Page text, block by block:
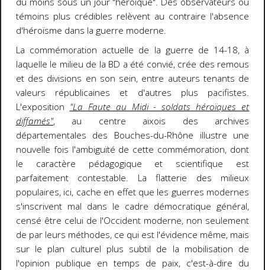
témoins plus crédibles relèvent au contraire l'absence
d'héroïsme dans la guerre moderne.
La commémoration actuelle de la guerre de 14-18, à
laquelle le milieu de la BD a été convié, crée des remous
et des divisions en son sein, entre auteurs tenants de
valeurs républicaines et d'autres plus pacifistes.
L'exposition "La Faute au Midi - soldats héroïques et
diffamés", au centre aixois des archives
départementales des Bouches-du-Rhône illustre une
nouvelle fois l'ambiguïté de cette commémoration, dont
le caractère pédagogique et scientifique est
parfaitement contestable. La flatterie des milieux
populaires, ici, cache en effet que les guerres modernes
s'inscrivent mal dans le cadre démocratique général,
censé être celui de l'Occident moderne, non seulement
de par leurs méthodes, ce qui est l'évidence même, mais
sur le plan culturel plus subtil de la mobilisation de
l'opinion publique en temps de paix, c'est-à-dire du